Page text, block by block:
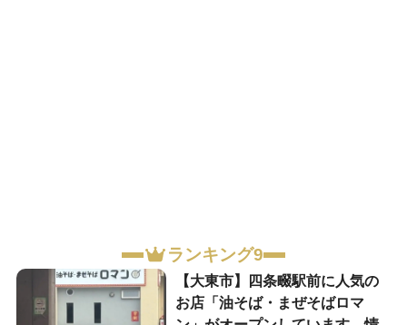
ランキング9
【大東市】四条畷駅前に人気の
お店「油そば・まぜそばロマ